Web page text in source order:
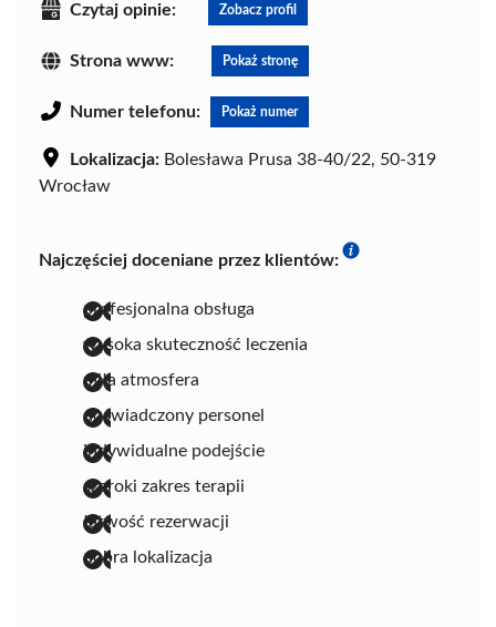
Czytaj opinie: Zobacz profil
Strona www: Pokaż stronę
Numer telefonu: Pokaż numer
Lokalizacja: Bolesława Prusa 38-40/22, 50-319
Wrocław
Najczęściej doceniane przez klientów:
profesjonalna obsługa
wysoka skuteczność leczenia
miła atmosfera
doświadczony personel
indywidualne podejście
szeroki zakres terapii
łatwość rezerwacji
dobra lokalizacja